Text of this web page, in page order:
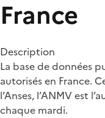
France
Description
La base de données
autorisés en France.
l’Anses, l’ANMV est
chaque mardi.